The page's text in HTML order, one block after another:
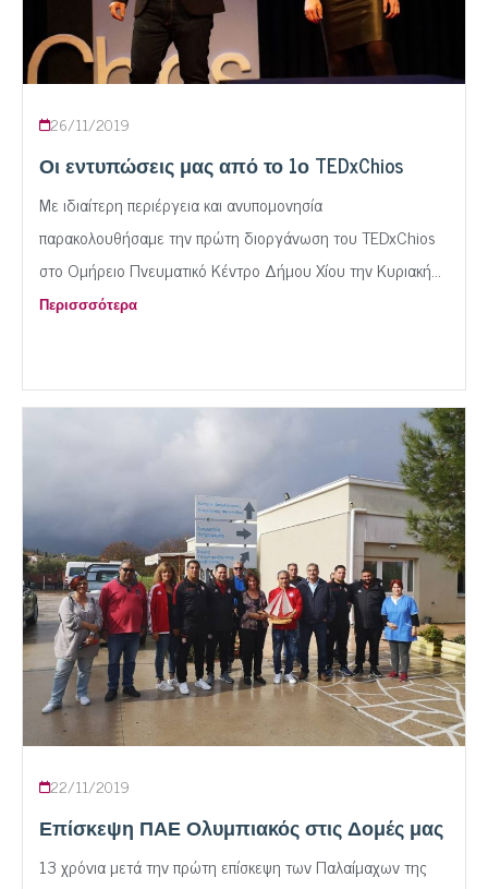
26/11/2019
Οι εντυπώσεις μας από το 1ο TEDxChios
Με ιδιαίτερη περιέργεια και ανυπομονησία
παρακολουθήσαμε την πρώτη διοργάνωση του TEDxChios
στο Ομήρειο Πνευματικό Κέντρο Δήμου Χίου την Κυριακή...
Περισσσότερα
22/11/2019
Επίσκεψη ΠΑΕ Ολυμπιακός στις Δομές μας
13 χρόνια μετά την πρώτη επίσκεψη των Παλαίμαχων της